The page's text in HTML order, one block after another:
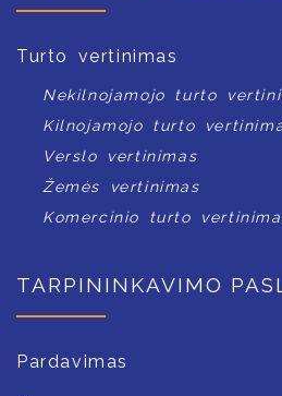
Turto vertinimas
Nekilnojamojo turto
Kilnojamojo turto
Verslo vertinimas
Žemės vertinimas
Komercinio turto
TARPININKAVIMO
Pardavimas